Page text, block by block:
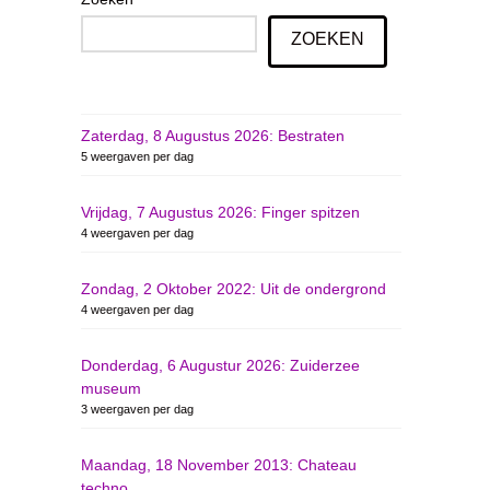
ZOEKEN
Zaterdag, 8 Augustus 2026: Bestraten
5 weergaven per dag
Vrijdag, 7 Augustus 2026: Finger spitzen
4 weergaven per dag
Zondag, 2 Oktober 2022: Uit de ondergrond
4 weergaven per dag
Donderdag, 6 Augustur 2026: Zuiderzee
museum
3 weergaven per dag
Maandag, 18 November 2013: Chateau